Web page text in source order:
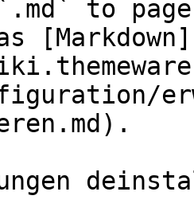
to
[Markdown]